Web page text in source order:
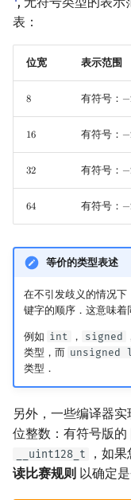
表：
位宽 表示范围
8
8 有符号： −
−2
16
16 有符号： −
−2
32
32 有符号： −
−2
64
64 有符号： −
−2
等价的类型表述
在不引发歧义的情况
键字的顺序．这意味着
例如 int ， signed
类型，而 unsigned
类型．
另外，一些编译器实
位整数：有符号版的
__uint128_t ，如
读比赛规则 以确定